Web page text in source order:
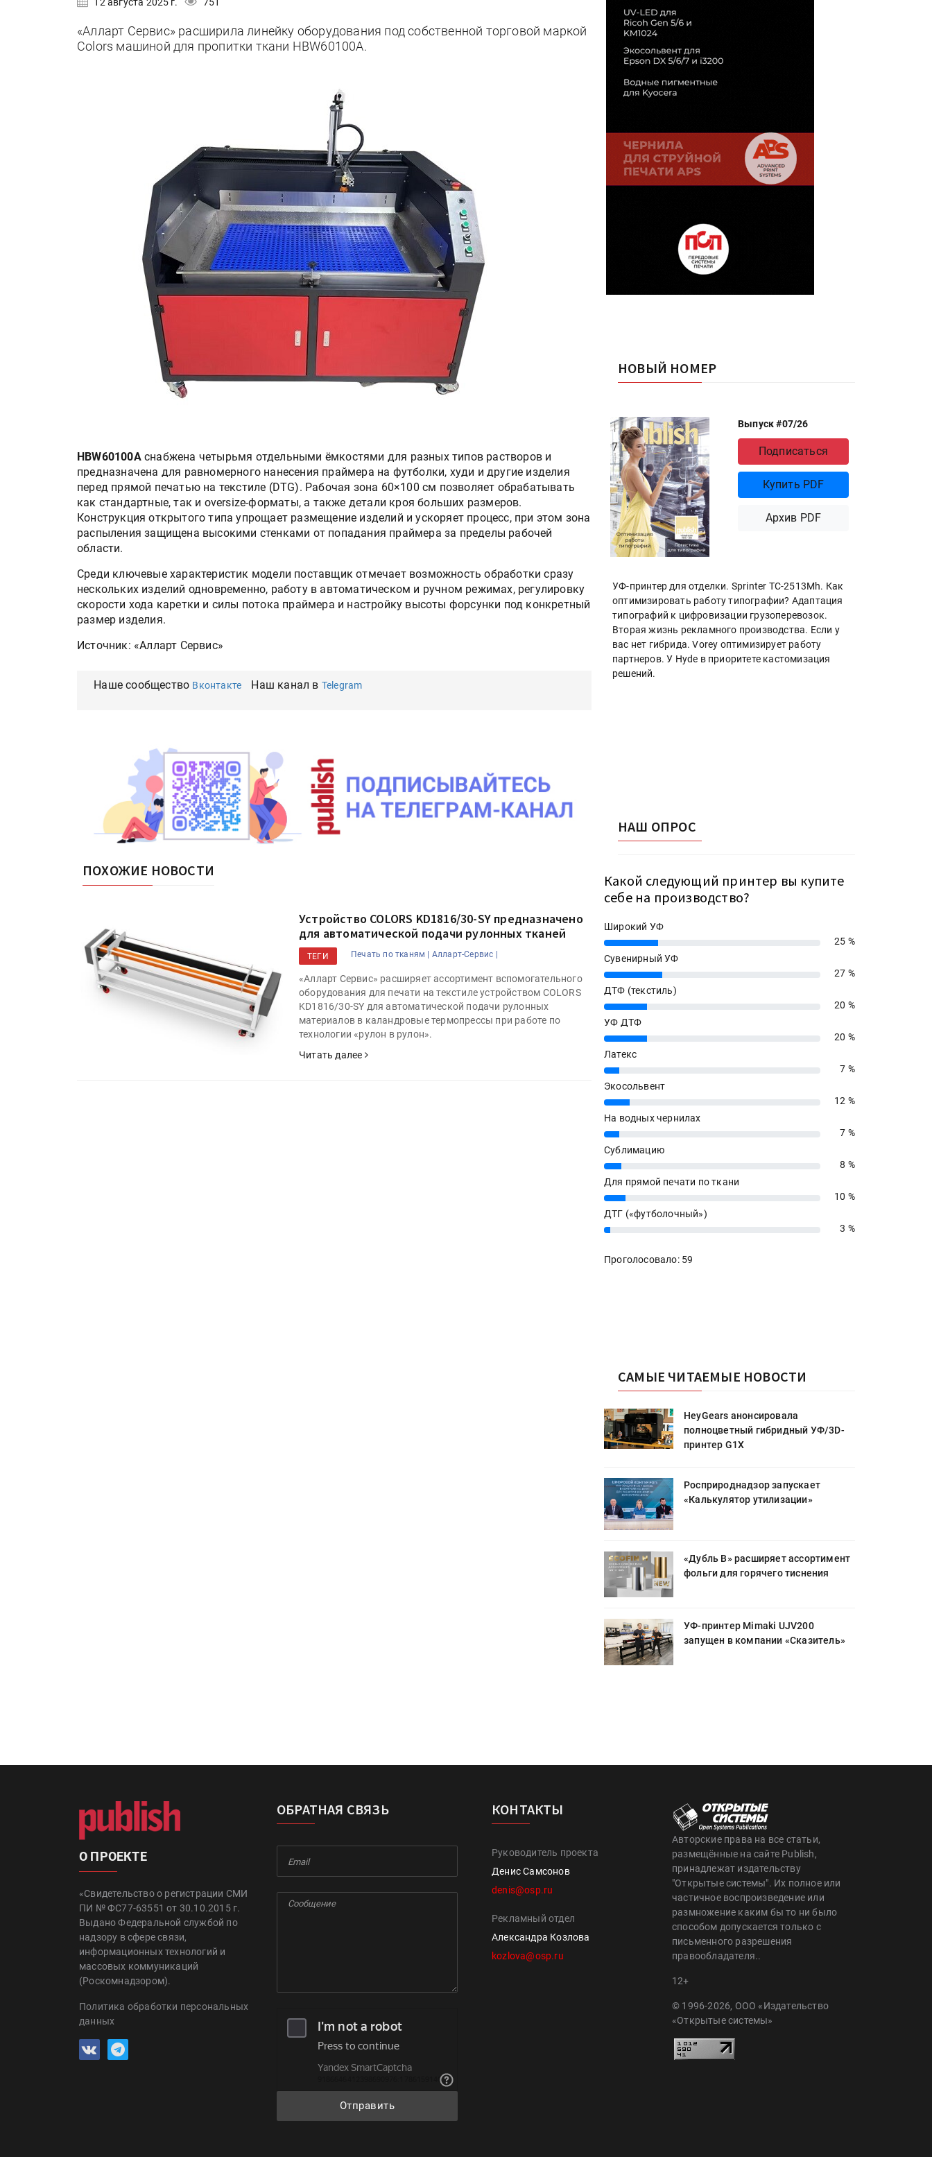
«Алларт Сервис» расширила линейку оборудования под собственной торговой маркой
Colors машиной для пропитки ткани HBW60100A.
HBW60100A снабжена четырьмя отдельными ёмкостями для разных типов растворов и
предназначена для равномерного нанесения праймера на футболки, худи и другие изделия
перед прямой печатью на текстиле (DTG). Рабочая зона 60×100 см позволяет обрабатывать
как стандартные, так и oversize-форматы, а также детали кроя больших размеров.
Конструкция открытого типа упрощает размещение изделий и ускоряет процесс, при этом зона
распыления защищена высокими стенками от попадания праймера за пределы рабочей
области.
Среди ключевые характеристик модели поставщик отмечает возможность обработки сразу
нескольких изделий одновременно, работу в автоматическом и ручном режимах, регулировку
скорости хода каретки и силы потока праймера и настройку высоты форсунки под конкретный
размер изделия.
Источник: «Алларт Сервис»
Наше сообщество Вконтакте Наш канал в Telegram
ПОХОЖИЕ НОВОСТИ
Устройство COLORS KD1816/30-SY предназначено
для автоматической подачи рулонных тканей
ТЕГИ Печать по тканям | Алларт-Сервис |
«Алларт Сервис» расширяет ассортимент вспомогательного
оборудования для печати на текстиле устройством COLORS
KD1816/30-SY для автоматической подачи рулонных
материалов в каландровые термопрессы при работе по
технологии «рулон в рулон».
Читать далее
НОВЫЙ НОМЕР
Выпуск #07/26
Подписаться
Купить PDF
Архив PDF
УФ-принтер для отделки. Sprinter ТС-2513Mh. Как
оптимизировать работу типографии? Адаптация
типографий к цифровизации грузоперевозок.
Вторая жизнь рекламного производства. Если у
вас нет гибрида. Vorey оптимизирует работу
партнеров. У Hyde в приоритете кастомизация
решений.
НАШ ОПРОС
Какой следующий принтер вы купите
себе на производство?
Широкий УФ
25%
25 %
Сувенирный УФ
27%
27 %
ДТФ (текстиль)
20%
20 %
УФ ДТФ
20%
20 %
Латекс
7%
7 %
Экосольвент
12%
12 %
На водных чернилах
7%
7 %
Сублимацию
8%
8 %
Для прямой печати по ткани
10%
10 %
ДТГ («футболочный»)
3% 3 %
Проголосовало: 59
САМЫЕ ЧИТАЕМЫЕ НОВОСТИ
HeyGears анонсировала
полноцветный гибридный УФ/3D-
принтер G1X
Росприроднадзор запускает
«Калькулятор утилизации»
«Дубль В» расширяет ассортимент
фольги для горячего тиснения
УФ-принтер Mimaki UJV200
запущен в компании «Сказитель»
О ПРОЕКТЕ
«Свидетельство о регистрации СМИ
ПИ № ФС77-63551 от 30.10.2015 г.
Выдано Федеральной службой по
надзору в сфере связи,
информационных технологий и
массовых коммуникаций
(Роскомнадзором).
Политика обработки персональных
данных
ОБРАТНАЯ СВЯЗЬ
Отправить
КОНТАКТЫ
Руководитель проекта
Денис Самсонов
denis@osp.ru
Рекламный отдел
Александра Козлова
kozlova@osp.ru
Авторские права на все статьи,
размещённые на сайте Publish,
принадлежат издательству
"Открытые системы". Их полное или
частичное воспроизведение или
размножение каким бы то ни было
способом допускается только с
письменного разрешения
правообладателя..
12+
© 1996-2026, ООО «Издательство
«Открытые системы»